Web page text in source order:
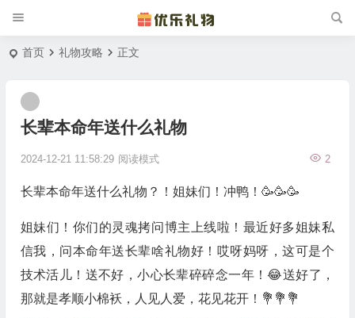
首页 礼物攻略 正文
长辈本命年送什么礼物
2024-12-21 11:58:29 2
阅读模式
长辈本命年送什么礼物？！姐妹们！冲鸭！🥳🥳🥳
姐妹们！你们的灵魂拷问博主上线啦！最近好多姐妹私
信我，问本命年送长辈啥礼物好！哎呀妈呀，这可是个
技术活儿！送不好，小心长辈碎碎念一年！😂送好了，
那就是孝顺小棉袄，人见人爱，花见花开！💐💐💐